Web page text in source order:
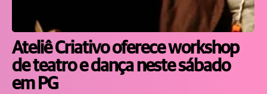
Ateliê Criativo oferece workshop
de teatro e dança neste sábado
em PG